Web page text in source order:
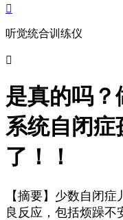

听觉统合训练仪

是真的吗？
系统自闭症
了！！
【摘要】少数自闭
良反应，包括烦躁不